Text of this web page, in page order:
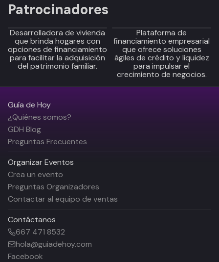
Patrocinadores
Desarrolladora de vivienda
que brinda hogares con
opciones de financiamiento
para facilitar la adquisición
del patrimonio familiar.
Plataforma de
financiamiento empresarial
que ofrece soluciones
ágiles de crédito y liquidez
para impulsar el
crecimiento de negocios.
Guía de Hoy
¿Quiénes somos?
GDH Blog
Preguntas Frecuentes
Organizar Eventos
Crea un evento
Preguntas Organizadores
Contactar al equipo de ventas
Contáctanos
667 471 8532
hola@guiadehoy.com
Facebook